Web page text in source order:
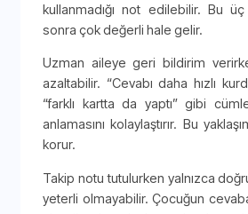
kullanmadığı not edilebilir. Bu
sonra çok değerli hale gelir.
Uzman aileye geri bildirim
azaltabilir. “Cevabı daha hızlı
“farklı kartta da yaptı” gibi
anlamasını kolaylaştırır. Bu
korur.
Takip notu tutulurken yalnızca
yeterli olmayabilir. Çocuğun